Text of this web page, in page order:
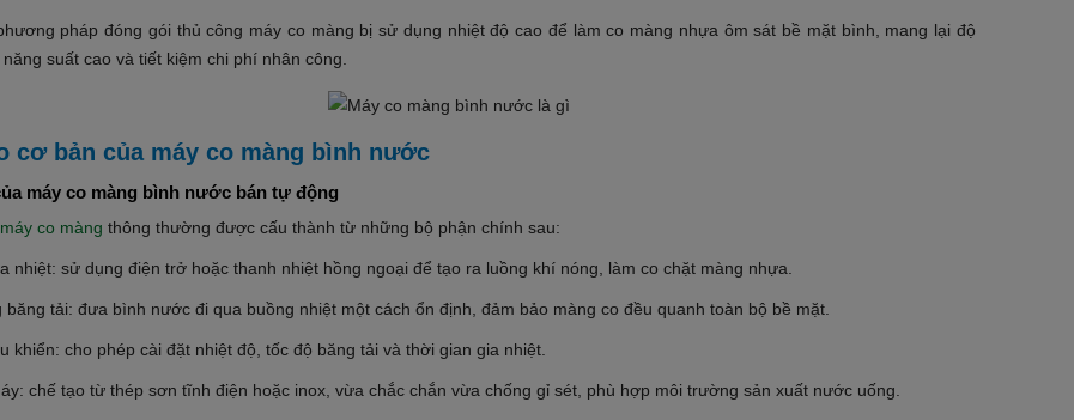
pháp đóng gói thủ công máy co màng bị sử dụng nhiệt độ cao để làm co màng nhựa ôm sát bề mặt bình, mang lại độ
suất cao và tiết kiệm chi phí nhân công.
cơ bản của máy co màng bình nước
máy co màng bình nước bán tự động
máy co màng thông thường được cấu thành từ những bộ phận chính sau:
nhiệt: sử dụng điện trở hoặc thanh nhiệt hồng ngoại để tạo ra luồng khí nóng, làm co chặt màng nhựa.
băng tải: đưa bình nước đi qua buồng nhiệt một cách ổn định, đảm bảo màng co đều quanh toàn bộ bề mặt.
khiển: cho phép cài đặt nhiệt độ, tốc độ băng tải và thời gian gia nhiệt.
chế tạo từ thép sơn tĩnh điện hoặc inox, vừa chắc chắn vừa chống gỉ sét, phù hợp môi trường sản xuất nước uống.